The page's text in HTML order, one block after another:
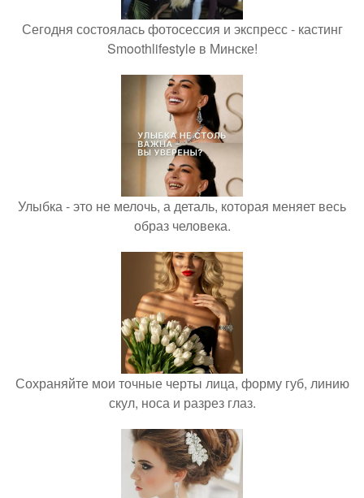
Сегодня состоялась фотосессия и экспресс - кастинг
Smoothlifestyle в Минске!
Улыбка - это не мелочь, а деталь, которая меняет весь
образ человека.
Сохраняйте мои точные черты лица, форму губ, линию
скул, носа и разрез глаз.